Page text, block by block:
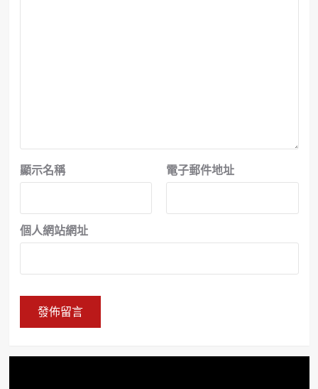
顯示名稱 電子郵件地址
個人網站網址